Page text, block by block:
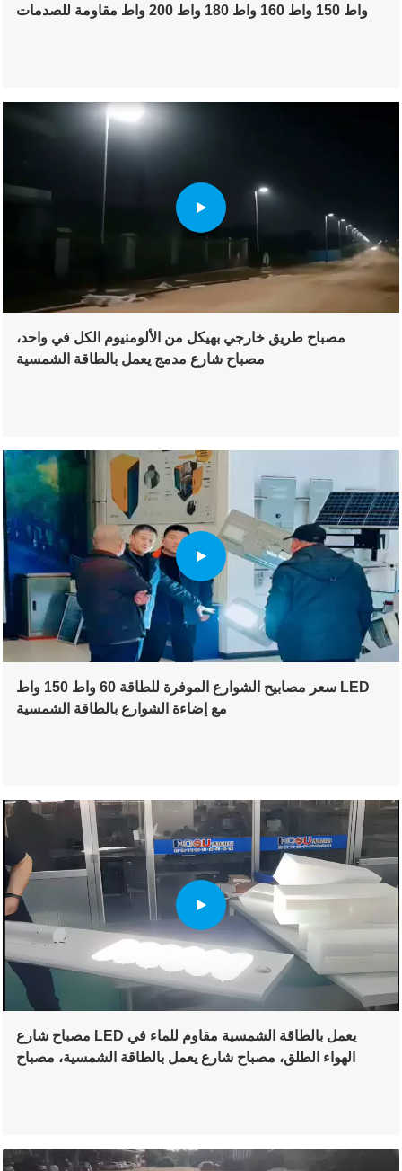
واط 150 واط 160 واط 180 واط 200 واط مقاومة للصدمات
مصباح طريق خارجي بهيكل من الألومنيوم الكل في واحد،
مصباح شارع مدمج يعمل بالطاقة الشمسية
سعر مصابيح الشوارع الموفرة للطاقة 60 واط 150 واط LED
مع إضاءة الشوارع بالطاقة الشمسية
مصباح شارع LED يعمل بالطاقة الشمسية مقاوم للماء في
الهواء الطلق، مصباح شارع يعمل بالطاقة الشمسية، مصباح